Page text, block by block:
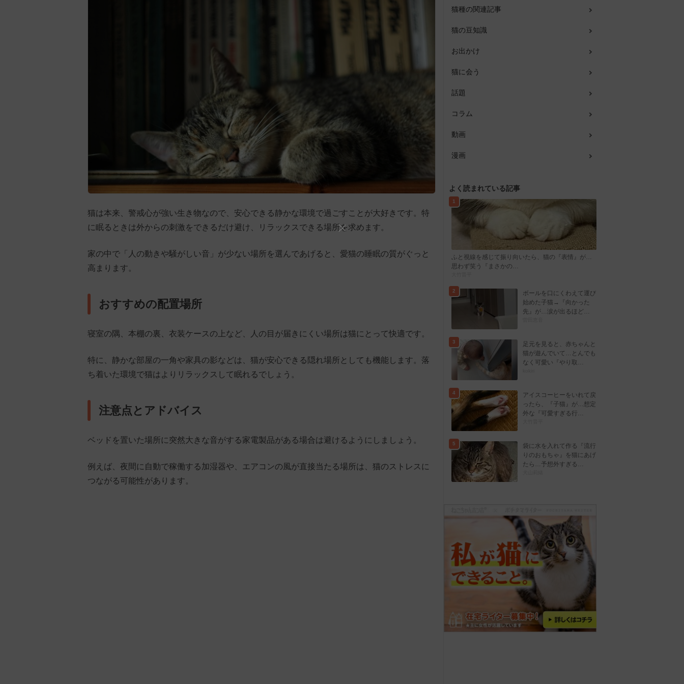
猫は本来、警戒心が強い生き物なので、安心できる静かな環境で過ごすことが大好きです。特
に眠るときは外からの刺激をできるだけ避け、リラックスできる場所を求めます。
家の中で「人の動きや騒がしい音」が少ない場所を選んであげると、愛猫の睡眠の質がぐっと
高まります。
おすすめの配置場所
寝室の隅、本棚の裏、衣装ケースの上など、人の目が届きにくい場所は猫にとって快適です。
特に、静かな部屋の一角や家具の影などは、猫が安心できる隠れ場所としても機能します。落
ち着いた環境で猫はよりリラックスして眠れるでしょう。
注意点とアドバイス
ベッドを置いた場所に突然大きな音がする家電製品がある場合は避けるようにしましょう。
例えば、夜間に自動で稼働する加湿器や、エアコンの風が直接当たる場所は、猫のストレスに
つながる可能性があります。
猫種の関連記事
猫の豆知識
お出かけ
猫に会う
話題
コラム
動画
漫画
よく読まれている記事
1
ふと視線を感じて振り向いたら、猫の『表情』が…
思わず笑う『まさかの…
2
ボールを口にくわえて運び
始めた子猫→『向かった
先』が…涙が出るほど…
3
足元を見ると、赤ちゃんと
猫が遊んでいて…とんでも
なく可愛い『やり取…
4
アイスコーヒーをいれて戻
ったら、『子猫』が…想定
外な『可愛すぎる行…
5
袋に水を入れて作る『流行
りのおもちゃ』を猫にあげ
たら…予想外すぎる…